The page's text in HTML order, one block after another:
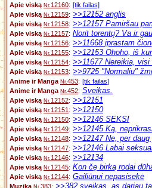
Apie viską Nr. 12160: [tik failas]
Apie viską Nr. 12159: >>12152 anglis
Apie viską Nr. 12158: >>12157 Pamiršau
Apie viską Nr. 12157: Norit torentų? Va ir
Apie viską Nr. 12156: >>11668 įprastam
Apie viską Nr. 12155: >>12153 Ohoho, iš
Apie viską Nr. 12154: >>11677 Nereikia, visi
Apie viską Nr. 12153: >>9725 "Normaliu"
Anime ir Manga Nr.453: [tik failas]
Anime ir Manga Nr.452: Sveikas.
Apie viską Nr. 12152: >>12151
Apie viską Nr. 12151 : >>12150
Apie viską Nr. 12150: >>12146 SEKSI
Apie viską Nr. 12149: >>12145 Ką,
Apie viską Nr. 12148: >>12147 Ne, per daug
Apie viską Nr. 12147: >>12146 Labai
Apie viską Nr. 12146: >>12134
Apie viską Nr. 12145: Kon čę birką rodai
Apie viską Nr. 12144: Gailiūnui nepasisekė
Muzika Nr. 383: >>382 sveikas, as dariau